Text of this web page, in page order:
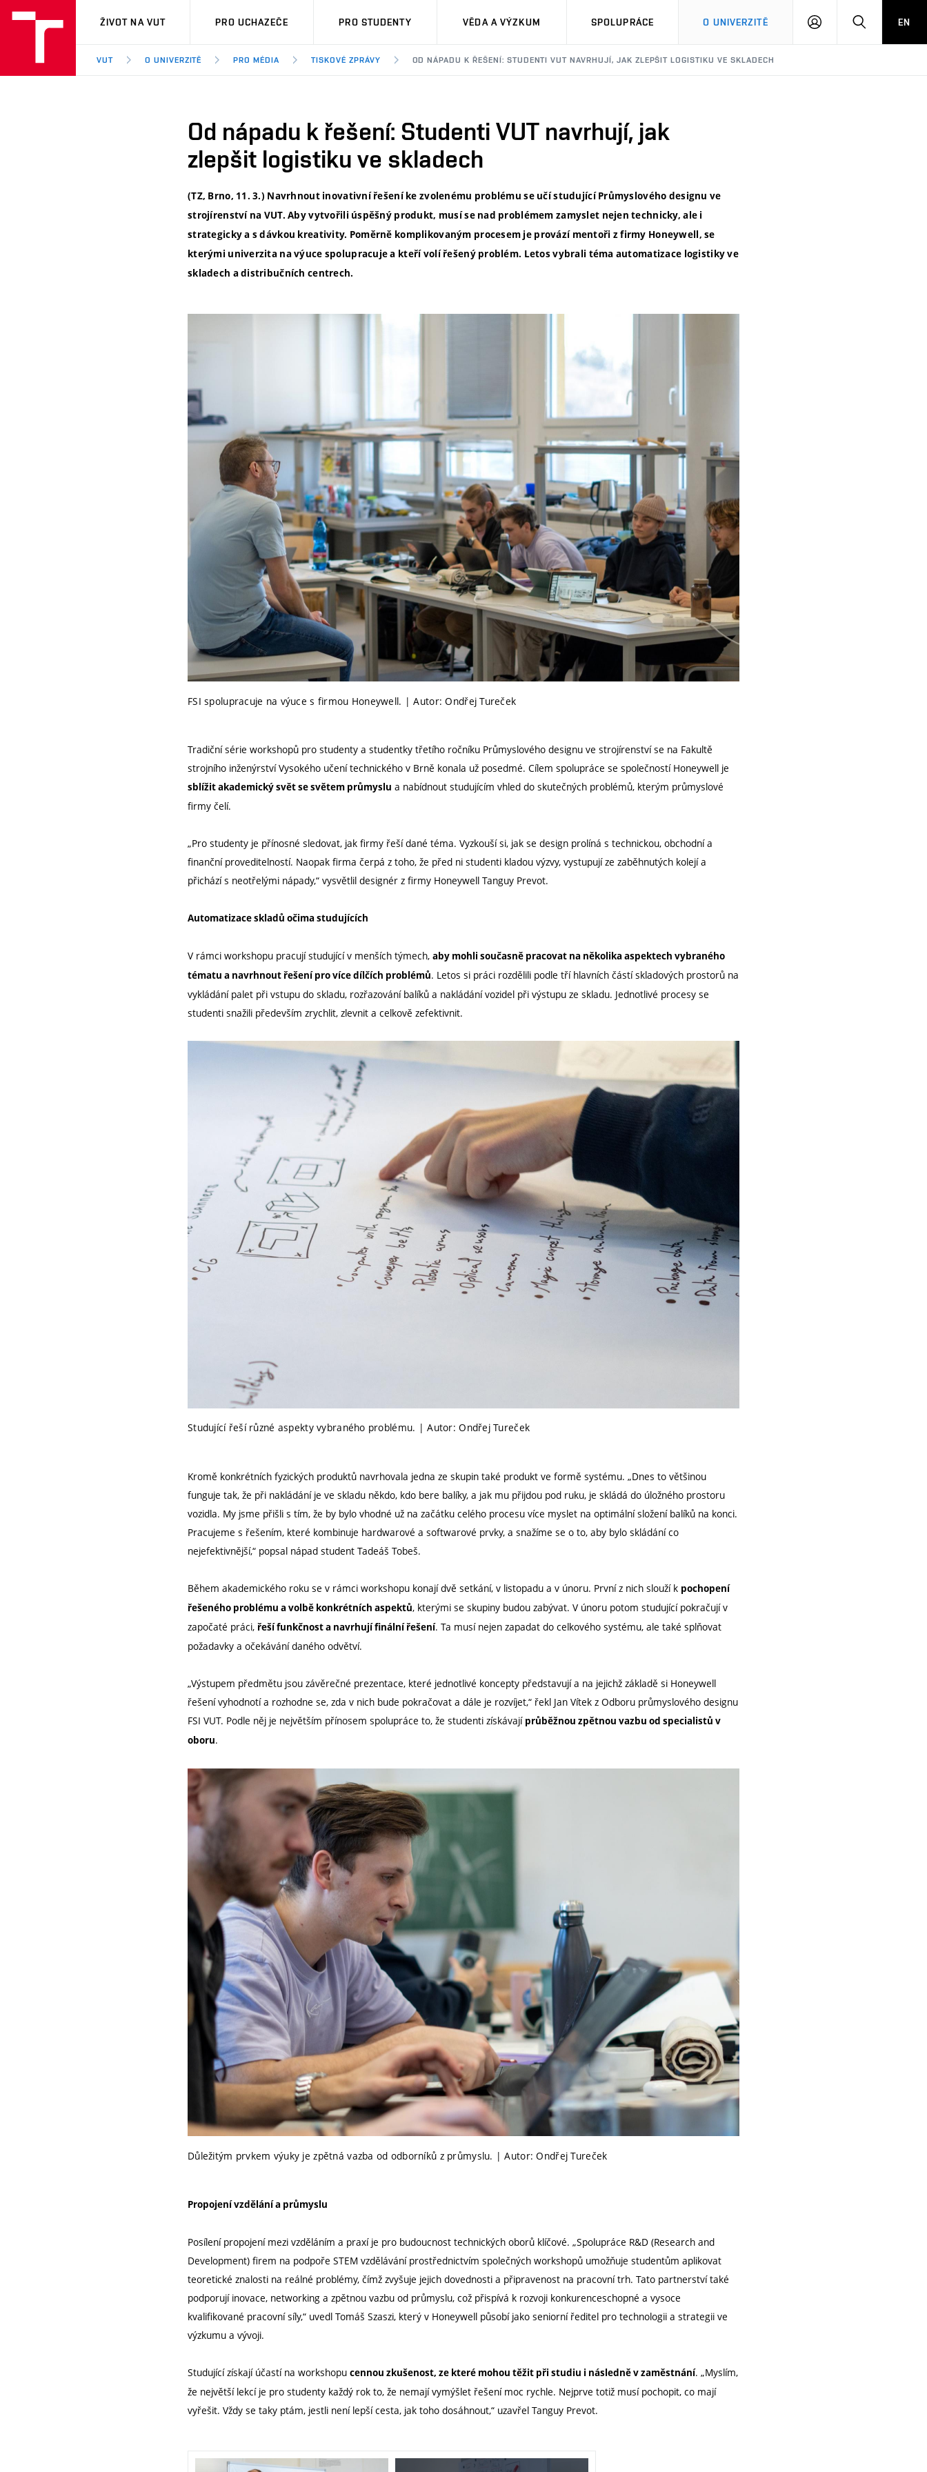
VUT
ŽIVOT NA VUT PRO UCHAZEČE PRO STUDENTY VĚDA A VÝZKUM SPOLUPRÁCE O UNIVERZITĚ
PŘIHLÁSIT HLEDATEN
VUT O UNIVERZITĚ PRO MÉDIA TISKOVÉ ZPRÁVY OD NÁPADU K ŘEŠENÍ: STUDENTI VUT NAVRHUJÍ, JAK ZLEPŠIT LOGISTIKU VE SKLADECH
Od nápadu k řešení: Studenti VUT navrhují, jak
zlepšit logistiku ve skladech
(TZ, Brno, 11. 3.) Navrhnout inovativní řešení ke zvolenému problému se učí studující Průmyslového designu ve
strojírenství na VUT. Aby vytvořili úspěšný produkt, musí se nad problémem zamyslet nejen technicky, ale i
strategicky a s dávkou kreativity. Poměrně komplikovaným procesem je provází mentoři z firmy Honeywell, se
kterými univerzita na výuce spolupracuje a kteří volí řešený problém. Letos vybrali téma automatizace logistiky ve
skladech a distribučních centrech.
FSI spolupracuje na výuce s firmou Honeywell. | Autor: Ondřej Tureček
Tradiční série workshopů pro studenty a studentky třetího ročníku Průmyslového designu ve strojírenství se na Fakultě
strojního inženýrství Vysokého učení technického v Brně konala už posedmé. Cílem spolupráce se společností Honeywell je
sblížit akademický svět se světem průmyslu a nabídnout studujícím vhled do skutečných problémů, kterým průmyslové
firmy čelí.
„Pro studenty je přínosné sledovat, jak firmy řeší dané téma. Vyzkouší si, jak se design prolíná s technickou, obchodní a
finanční proveditelností. Naopak firma čerpá z toho, že před ni studenti kladou výzvy, vystupují ze zaběhnutých kolejí a
přichází s neotřelými nápady,“ vysvětlil designér z firmy Honeywell Tanguy Prevot.
Automatizace skladů očima studujících
V rámci workshopu pracují studující v menších týmech, aby mohli současně pracovat na několika aspektech vybraného
tématu a navrhnout řešení pro více dílčích problémů. Letos si práci rozdělili podle tří hlavních částí skladových prostorů na
vykládání palet při vstupu do skladu, rozřazování balíků a nakládání vozidel při výstupu ze skladu. Jednotlivé procesy se
studenti snažili především zrychlit, zlevnit a celkově zefektivnit.
Studující řeší různé aspekty vybraného problému. | Autor: Ondřej Tureček
Kromě konkrétních fyzických produktů navrhovala jedna ze skupin také produkt ve formě systému. „Dnes to většinou
funguje tak, že při nakládání je ve skladu někdo, kdo bere balíky, a jak mu přijdou pod ruku, je skládá do úložného prostoru
vozidla. My jsme přišli s tím, že by bylo vhodné už na začátku celého procesu více myslet na optimální složení balíků na konci.
Pracujeme s řešením, které kombinuje hardwarové a softwarové prvky, a snažíme se o to, aby bylo skládání co
nejefektivnější,“ popsal nápad student Tadeáš Tobeš.
Během akademického roku se v rámci workshopu konají dvě setkání, v listopadu a v únoru. První z nich slouží k pochopení
řešeného problému a volbě konkrétních aspektů, kterými se skupiny budou zabývat. V únoru potom studující pokračují v
započaté práci, řeší funkčnost a navrhují finální řešení. Ta musí nejen zapadat do celkového systému, ale také splňovat
požadavky a očekávání daného odvětví.
„Výstupem předmětu jsou závěrečné prezentace, které jednotlivé koncepty představují a na jejichž základě si Honeywell
řešení vyhodnotí a rozhodne se, zda v nich bude pokračovat a dále je rozvíjet,“ řekl Jan Vítek z Odboru průmyslového designu
FSI VUT. Podle něj je největším přínosem spolupráce to, že studenti získávají průběžnou zpětnou vazbu od specialistů v
oboru.
Důležitým prvkem výuky je zpětná vazba od odborníků z průmyslu. | Autor: Ondřej Tureček
Propojení vzdělání a průmyslu
Posílení propojení mezi vzděláním a praxí je pro budoucnost technických oborů klíčové. „Spolupráce R&D (Research and
Development) firem na podpoře STEM vzdělávání prostřednictvím společných workshopů umožňuje studentům aplikovat
teoretické znalosti na reálné problémy, čímž zvyšuje jejich dovednosti a připravenost na pracovní trh. Tato partnerství také
podporují inovace, networking a zpětnou vazbu od průmyslu, což přispívá k rozvoji konkurenceschopné a vysoce
kvalifikované pracovní síly,“ uvedl Tomáš Szaszi, který v Honeywell působí jako seniorní ředitel pro technologii a strategii ve
výzkumu a vývoji.
Studující získají účastí na workshopu cennou zkušenost, ze které mohou těžit při studiu i následně v zaměstnání. „Myslím,
že největší lekcí je pro studenty každý rok to, že nemají vymýšlet řešení moc rychle. Nejprve totiž musí pochopit, co mají
vyřešit. Vždy se taky ptám, jestli není lepší cesta, jak toho dosáhnout,“ uzavřel Tanguy Prevot.